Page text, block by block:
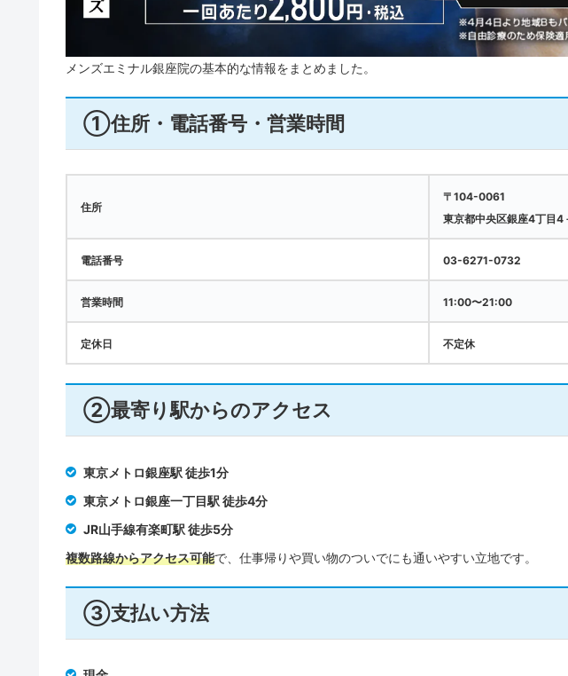
メンズエミナル銀座院の基本的な情報をまとめました。
①住所・電話番号・営業時間
住所
〒104-0061
東京都中央区銀座4丁目4
電話番号 03-6271-0732
営業時間 11:00〜21:00
定休日 不定休
②最寄り駅からのアクセス
東京メトロ銀座駅 徒歩1分
東京メトロ銀座一丁目駅 徒歩4分
JR山手線有楽町駅 徒歩5分
複数路線からアクセス可能で、仕事帰りや買い物のついでにも通いやすい立地です。
③支払い方法